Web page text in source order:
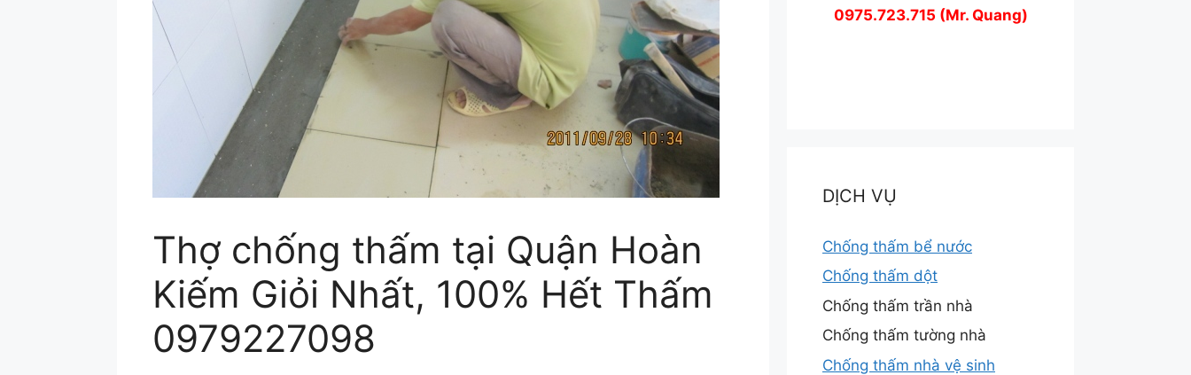
Thợ chống thấm tại Quận Hoàn
Kiếm Giỏi Nhất, 100% Hết Thấm
0979227098
0975.723.715 (Mr. Quang)
DỊCH VỤ
Chống thấm bể nước
Chống thấm dột
Chống thấm trần nhà
Chống thấm tường nhà
Chống thấm nhà vệ sinh